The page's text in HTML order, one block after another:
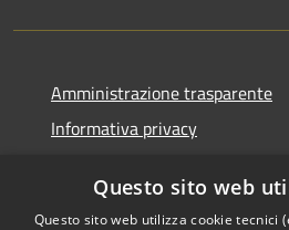
Amministrazione trasparente
Informativa privacy
Dichiarazione di accessibilità
Questo sito web
Questo sito web utilizza cookie tecnici